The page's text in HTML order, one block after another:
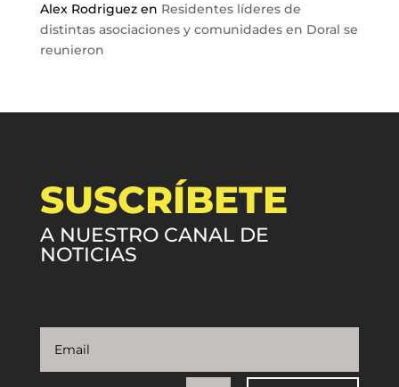
Alex Rodriguezen Residentes líderes de
distintas asociaciones y comunidades en Doral se
reunieron
SUSCRÍBETE
A NUESTRO CANAL DE
NOTICIAS